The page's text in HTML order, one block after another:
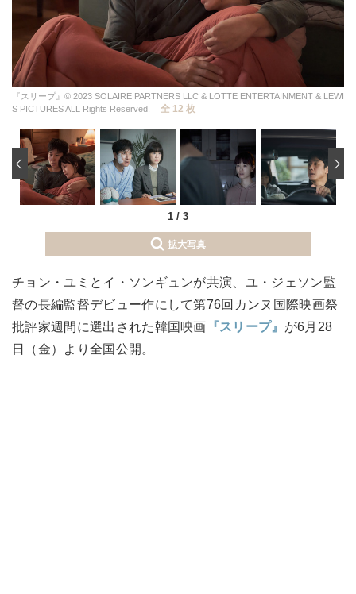
『スリープ』© 2023 SOLAIRE PARTNERS LLC & LOTTE ENTERTAINMENT & LEWI
S PICTURES ALL Rights Reserved.
全 12 枚
1 / 3
‹
拡大写真
チョン・ユミとイ・ソンギュンが共演、ユ・ジェソン監
督の長編監督デビュー作にして第76回カンヌ国際映画祭
批評家週間に選出された韓国映画 『スリープ』 が6月28
日（金）より全国公開。